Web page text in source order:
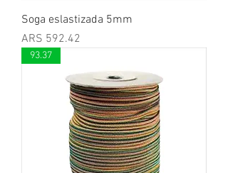
Soga eslastizada 5mm
Price
ARS 592.42
93.37